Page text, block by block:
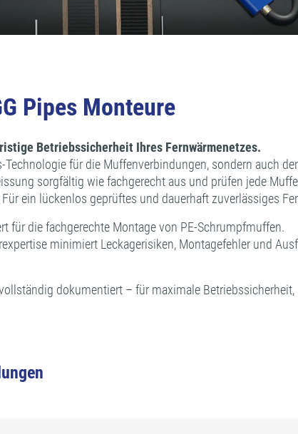
Pipes Monteure
Betriebssicherheit Ihres Fernwärmenetzes.
für die Muffenverbindungen, sondern auch
sorgfältig wie fachgerecht aus und prüfen jede
ein lückenlos geprüftes und dauerhaft zuverlässiges
für die fachgerechte Montage von PE-Schrumpfmuffen.
minimiert Leckagerisiken, Montagefehler und
dokumentiert – für maximale